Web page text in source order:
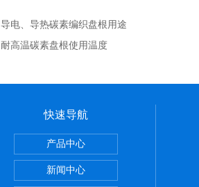
导电、导热碳素编织盘根用途
耐高温碳素盘根使用温度
瓷布用途
范围
快速导航
产品中心
新闻中心